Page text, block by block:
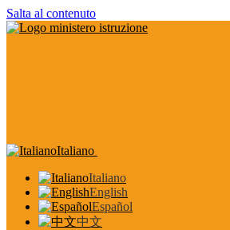
Salta al contenuto
Italiano
Italiano
English
Español
中文